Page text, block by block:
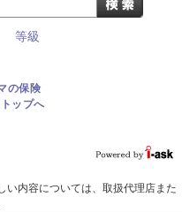
等級
の保険
ップへ
い内容については、取扱代理店また